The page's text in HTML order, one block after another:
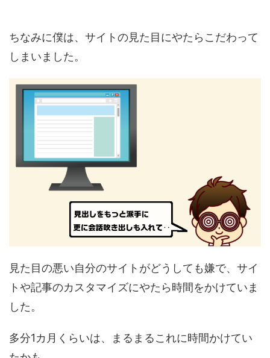
ちなみに僕は、サイトの見た目にやたらこだわって
しまいました。
見た目の悪い自分のサイトがどうしても嫌で、サイ
トや記事のカスタマイズにやたら時間をかけていま
した。
多分1カ月くらいは、まるまるこれに時間かけてい